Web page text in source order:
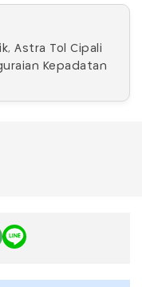
Astra Tol Cipali
Kepadatan